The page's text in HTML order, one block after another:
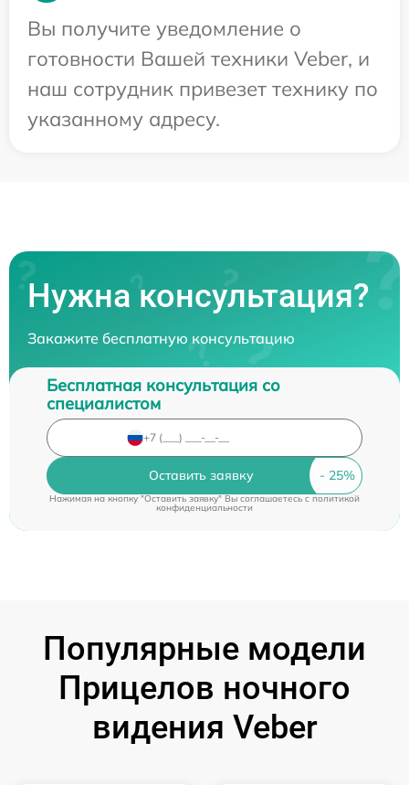
Вы получите уведомление о
готовности Вашей техники Veber, и
наш сотрудник привезет технику по
указанному адресу.
Нужна консультация?
Закажите бесплатную консультацию
Бесплатная консультация со
специалистом
Оставить заявку
Нажимая на кнопку "Оставить заявку" Вы соглашаетесь cполитикой
конфиденциальности
Популярные модели
Прицелов ночного
видения Veber